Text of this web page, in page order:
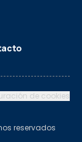
de cookies
reservados